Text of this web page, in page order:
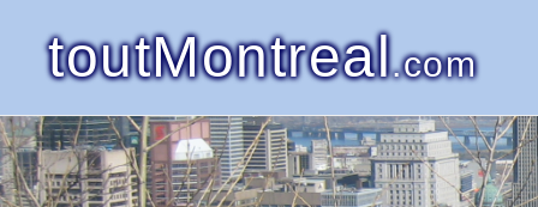
toutMontreal.com